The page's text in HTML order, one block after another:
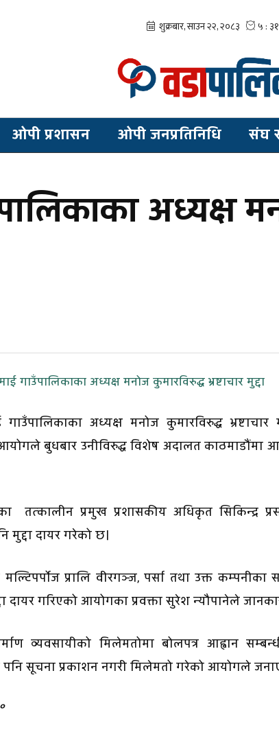
ओपी प्रशासन ओपी जनप्रतिनिधि संघ
अध्यक्ष
गाउँपालिकाका अध्यक्ष मनोज कुमारविरुद्ध
बुधबार उनीविरुद्ध विशेष अदालत काठमाडौंमा
तत्कालीन प्रमुख प्रशासकीय अधिकृत सिकिन्द्र
दायर गरेको छ।
प्रालि वीरगञ्ज, पर्सा तथा उक्त
दायर गरिएको आयोगका प्रवक्ता सुरेश न्यौपानेले
व्यवसायीको मिलेमतोमा बोलपत्र आह्वान
पनि सूचना प्रकाशन नगरी मिलेमतो गरेको आयोगले